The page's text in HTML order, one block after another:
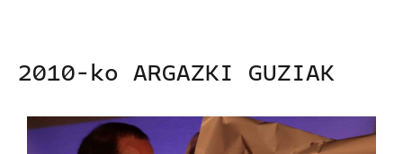
2010-ko ARGAZKI GUZIAK